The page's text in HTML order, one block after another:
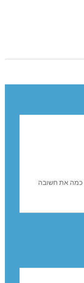
כמה את חשובה